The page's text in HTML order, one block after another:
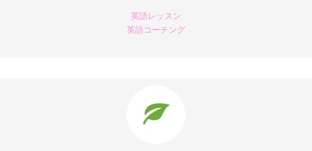
英語レッスン
英語コーチング